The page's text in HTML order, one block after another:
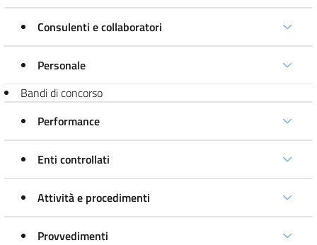
Consulenti e collaboratori
Personale
Bandi di concorso
Performance
Enti controllati
Attività e procedimenti
Provvedimenti